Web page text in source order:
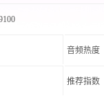
音频热度
推荐指数